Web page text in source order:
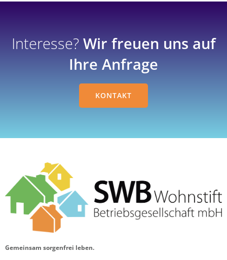
Interesse? Wir freuen uns auf
Ihre Anfrage
KONTAKT
Gemeinsam sorgenfrei leben.